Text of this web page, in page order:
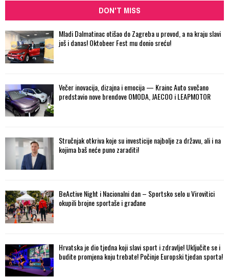
DON'T MISS
Mladi Dalmatinac otišao do Zagreba u provod, a na kraju slavi
još i danas! Oktobeer Fest mu donio sreću!
Večer inovacija, dizajna i emocija — Krainc Auto svečano
predstavio nove brendove OMODA, JAECOO i LEAPMOTOR
Stručnjak otkriva koje su investicije najbolje za državu, ali i na
kojima baš neće puno zaraditi!
BeActive Night i Nacionalni dan – Sportsko selo u Virovitici
okupili brojne sportaše i građane
Hrvatska je dio tjedna koji slavi sport i zdravlje! Uključite se i
budite promjena koju trebate! Počinje Europski tjedan sporta!